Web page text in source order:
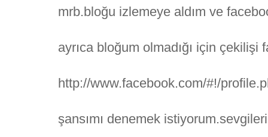
mrb.bloğu izlemeye aldım ve
ayrıca bloğum olmadığı için çekilişi
http://www.facebook.com/#!/
şansımı denemek